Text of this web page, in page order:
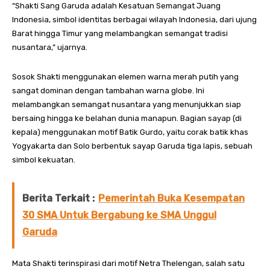
“Shakti Sang Garuda adalah Kesatuan Semangat Juang
Indonesia, simbol identitas berbagai wilayah Indonesia, dari ujung
Barat hingga Timur yang melambangkan semangat tradisi
nusantara,” ujarnya.
Sosok Shakti menggunakan elemen warna merah putih yang
sangat dominan dengan tambahan warna globe. Ini
melambangkan semangat nusantara yang menunjukkan siap
bersaing hingga ke belahan dunia manapun. Bagian sayap (di
kepala) menggunakan motif Batik Gurdo, yaitu corak batik khas
Yogyakarta dan Solo berbentuk sayap Garuda tiga lapis, sebuah
simbol kekuatan.
Berita Terkait : Pemerintah Buka Kesempatan
30 SMA Untuk Bergabung ke SMA Unggul
Garuda
Mata Shakti terinspirasi dari motif Netra Thelengan, salah satu